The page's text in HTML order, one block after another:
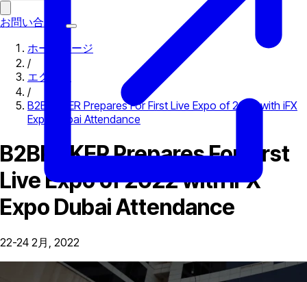
お問い合わせ
ホームページ
/
エクスポ
/
B2BROKER Prepares For First Live Expo of 2022 with iFX
Expo Dubai Attendance
B2BROKER Prepares For First
Live Expo of 2022 with iFX
Expo Dubai Attendance
22-24 2月, 2022